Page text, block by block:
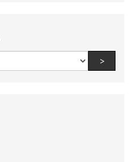
All
teams
>Find